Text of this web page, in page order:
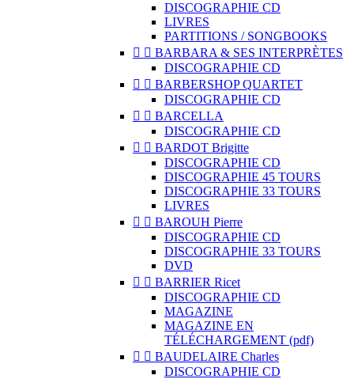
DISCOGRAPHIE CD
LIVRES
PARTITIONS / SONGBOOKS
  BARBARA & SES INTERPRÈTES
DISCOGRAPHIE CD
  BARBERSHOP QUARTET
DISCOGRAPHIE CD
  BARCELLA
DISCOGRAPHIE CD
  BARDOT Brigitte
DISCOGRAPHIE CD
DISCOGRAPHIE 45 TOURS
DISCOGRAPHIE 33 TOURS
LIVRES
  BAROUH Pierre
DISCOGRAPHIE CD
DISCOGRAPHIE 33 TOURS
DVD
  BARRIER Ricet
DISCOGRAPHIE CD
MAGAZINE
MAGAZINE EN
TÉLÉCHARGEMENT (pdf)
  BAUDELAIRE Charles
DISCOGRAPHIE CD